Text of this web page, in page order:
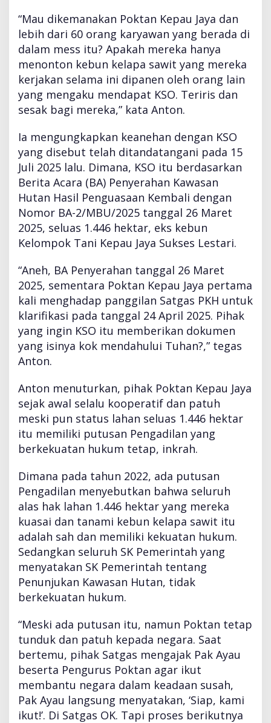
“Mau dikemanakan Poktan Kepau Jaya dan
lebih dari 60 orang karyawan yang berada di
dalam mess itu? Apakah mereka hanya
menonton kebun kelapa sawit yang mereka
kerjakan selama ini dipanen oleh orang lain
yang mengaku mendapat KSO. Teriris dan
sesak bagi mereka,” kata Anton.
Ia mengungkapkan keanehan dengan KSO
yang disebut telah ditandatangani pada 15
Juli 2025 lalu. Dimana, KSO itu berdasarkan
Berita Acara (BA) Penyerahan Kawasan
Hutan Hasil Penguasaan Kembali dengan
Nomor BA-2/MBU/2025 tanggal 26 Maret
2025, seluas 1.446 hektar, eks kebun
Kelompok Tani Kepau Jaya Sukses Lestari.
“Aneh, BA Penyerahan tanggal 26 Maret
2025, sementara Poktan Kepau Jaya pertama
kali menghadap panggilan Satgas PKH untuk
klarifikasi pada tanggal 24 April 2025. Pihak
yang ingin KSO itu memberikan dokumen
yang isinya kok mendahului Tuhan?,” tegas
Anton.
Anton menuturkan, pihak Poktan Kepau Jaya
sejak awal selalu kooperatif dan patuh
meski pun status lahan seluas 1.446 hektar
itu memiliki putusan Pengadilan yang
berkekuatan hukum tetap, inkrah.
Dimana pada tahun 2022, ada putusan
Pengadilan menyebutkan bahwa seluruh
alas hak lahan 1.446 hektar yang mereka
kuasai dan tanami kebun kelapa sawit itu
adalah sah dan memiliki kekuatan hukum.
Sedangkan seluruh SK Pemerintah yang
menyatakan SK Pemerintah tentang
Penunjukan Kawasan Hutan, tidak
berkekuatan hukum.
“Meski ada putusan itu, namun Poktan tetap
tunduk dan patuh kepada negara. Saat
bertemu, pihak Satgas mengajak Pak Ayau
beserta Pengurus Poktan agar ikut
membantu negara dalam keadaan susah,
Pak Ayau langsung menyatakan, ‘Siap, kami
ikut!’. Di Satgas OK. Tapi proses berikutnya